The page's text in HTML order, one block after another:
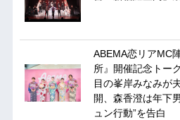
ABEMA恋リアMC
所』開催記念トー
目の峯岸みなみが
開、森香澄は年下
ュン行動”を告白